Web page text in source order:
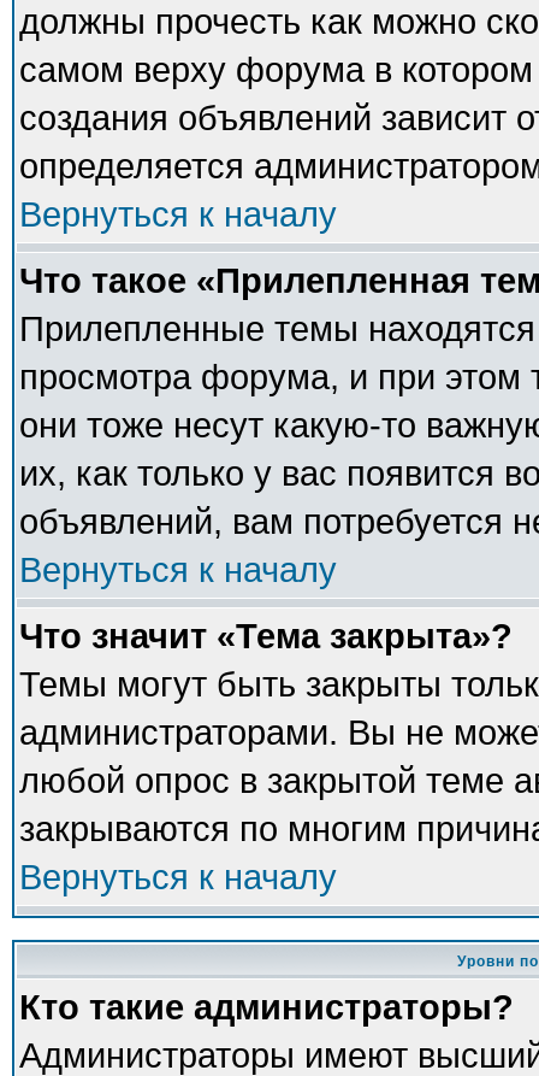
должны прочесть как можно
самом верху форума в
создания объявлений зависит
определяется
Вернуться к началу
Что такое «Прилепленная
Прилепленные темы
просмотра форума, и при этом
они тоже несут какую-то
их, как только у вас появится
объявлений, вам потребуется
Вернуться к началу
Что значит «Тема закрыта»?
Темы могут быть закрыты
администраторами. Вы не
любой опрос в закрытой теме
закрываются по многим
Вернуться к началу
Уровни
Кто такие администраторы?
Администраторы имеют